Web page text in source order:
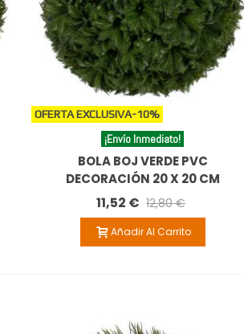
OFERTA EXCLUSIVA-10%
¡Envío Inmediato!
BOLA BOJ VERDE PVC
DECORACIÓN 20 X 20 CM
11,52 € 12,80 €
Añadir Al Carrito